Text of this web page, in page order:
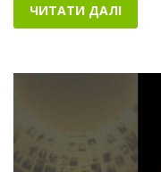
ЧИТАТИ ДАЛІ